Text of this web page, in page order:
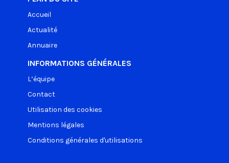
Accueil
Actualité
Annuaire
INFORMATIONS GÉNÉRALES
L’équipe
Contact
Utilisation des cookies
Mentions légales
Conditions générales d'utilisations